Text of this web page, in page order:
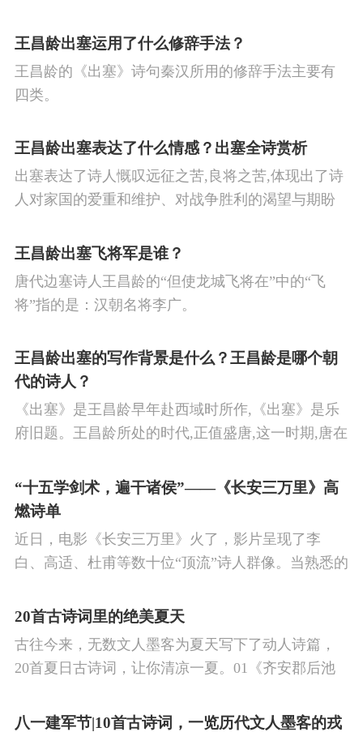
王昌龄出塞运用了什么修辞手法？
王昌龄的《出塞》诗句秦汉所用的修辞手法主要有
四类。
王昌龄出塞表达了什么情感？出塞全诗赏析
出塞表达了诗人慨叹远征之苦,良将之苦,体现出了诗
人对家国的爱重和维护、对战争胜利的渴望与期盼
日平息边塞战争,使国家得到安宁,让人民过上安定生
王昌龄出塞飞将军是谁？
唐代边塞诗人王昌龄的“但使龙城飞将在”中的“飞
将”指的是：汉朝名将李广。
王昌龄出塞的写作背景是什么？王昌龄是哪个朝
代的诗人？
《出塞》是王昌龄早年赴西域时所作,《出塞》是乐
府旧题。王昌龄所处的时代,正值盛唐,这一时期,唐在
的作品中,多能体现一种慷慨激昂的向上精神,和克敌
制胜的强烈自信。 同时,频繁的边塞战争,也使人民不
平愿望。
“十五学剑术，遍干诸侯”——《长安三万里》高
燃诗单
近日，电影《长安三万里》火了，影片呈现了李
白、高适、杜甫等数十位“顶流”诗人群像。当熟悉的
涉及48首诗词，你会背几首？快来（预）习。
20首古诗词里的绝美夏天
古往今来，无数文人墨客为夏天写下了动人诗篇，
20首夏日古诗词，让你清凉一夏。01《齐安郡后池
尽日无人看微雨，鸳鸯相对浴红衣。
八一建军节|10首古诗词，一览历代文人墨客的戎